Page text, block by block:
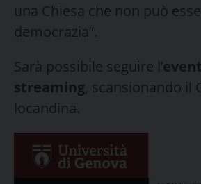
una Chiesa che non può
democrazia”.
Sarà possibile seguire l’
streaming, scansionando il
locandina.